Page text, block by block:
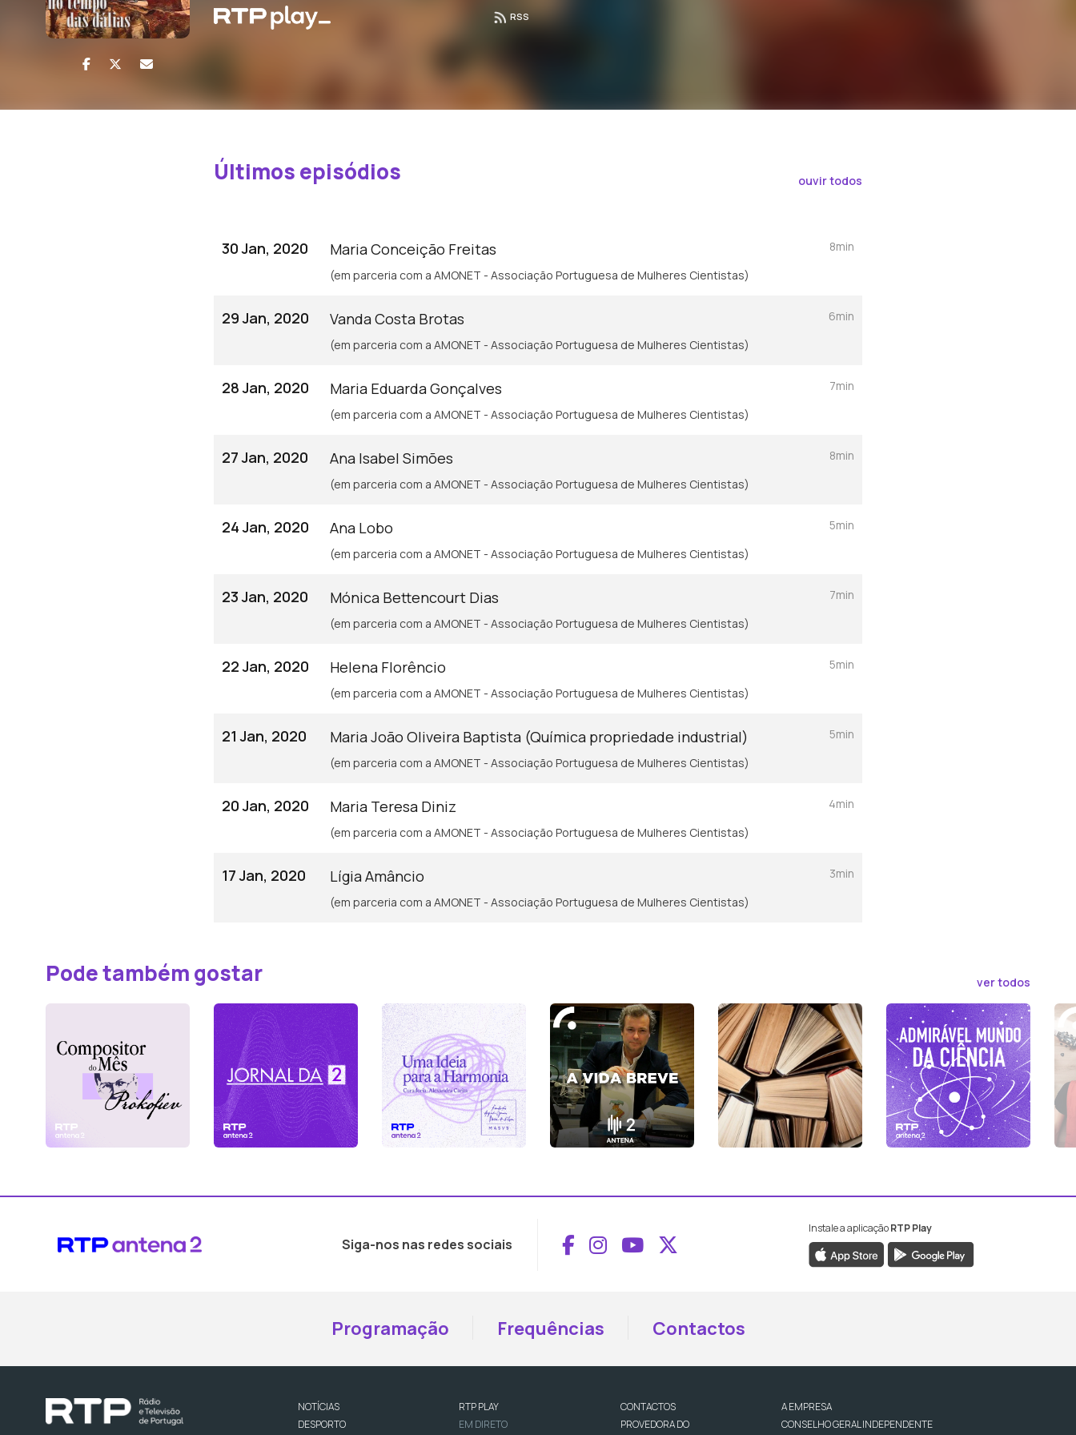
RSS
Últimos episódios ouvir todos
30 Jan, 2020 Maria Conceição Freitas
(em parceria com a AMONET - Associação Portuguesa de Mulheres Cientistas)
8min
29 Jan, 2020 Vanda Costa Brotas
(em parceria com a AMONET - Associação Portuguesa de Mulheres Cientistas)
6min
28 Jan, 2020 Maria Eduarda Gonçalves
(em parceria com a AMONET - Associação Portuguesa de Mulheres Cientistas)
7min
27 Jan, 2020 Ana Isabel Simões
(em parceria com a AMONET - Associação Portuguesa de Mulheres Cientistas)
8min
24 Jan, 2020 Ana Lobo
(em parceria com a AMONET - Associação Portuguesa de Mulheres Cientistas)
5min
23 Jan, 2020 Mónica Bettencourt Dias
(em parceria com a AMONET - Associação Portuguesa de Mulheres Cientistas)
7min
22 Jan, 2020 Helena Florêncio
(em parceria com a AMONET - Associação Portuguesa de Mulheres Cientistas)
5min
21 Jan, 2020 Maria João Oliveira Baptista (Química propriedade industrial)
(em parceria com a AMONET - Associação Portuguesa de Mulheres Cientistas)
5min
20 Jan, 2020 Maria Teresa Diniz
(em parceria com a AMONET - Associação Portuguesa de Mulheres Cientistas)
4min
17 Jan, 2020 Lígia Amâncio
(em parceria com a AMONET - Associação Portuguesa de Mulheres Cientistas)
3min
Pode também gostar ver todos
Siga-nos nas redes sociais Aceder ao Facebook da RTP Antena 2
Aceder ao Instagram da RTP Antena 2
Aceder ao YouTube da RTP Antena 2
Aceder ao X da RTP Antena 2
Instale a aplicaçãoRTP Play
Programação Frequências Contactos
NOTÍCIAS
DESPORTO
RTP PLAY
EM DIRETO
CONTACTOS
PROVEDORA DO
A EMPRESA
CONSELHO GERAL INDEPENDENTE